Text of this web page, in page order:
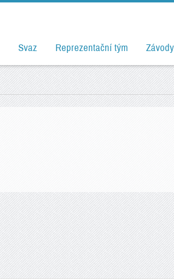
Svaz Reprezentační tým Závody